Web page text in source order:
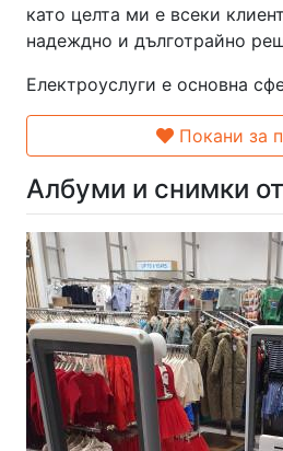
като целта ми е всеки
надеждно и дълготрайно
Електроуслуги е основна
Покани за
Албуми и снимки